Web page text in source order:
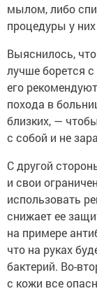
мылом, либо
процедуры у
Выяснилось,
лучше борется
его
похода в
близких, —
с собой и не
С другой
и свои
использовать
снижает ее
на примере
что на руках
бактерий. Во-
с кожи все